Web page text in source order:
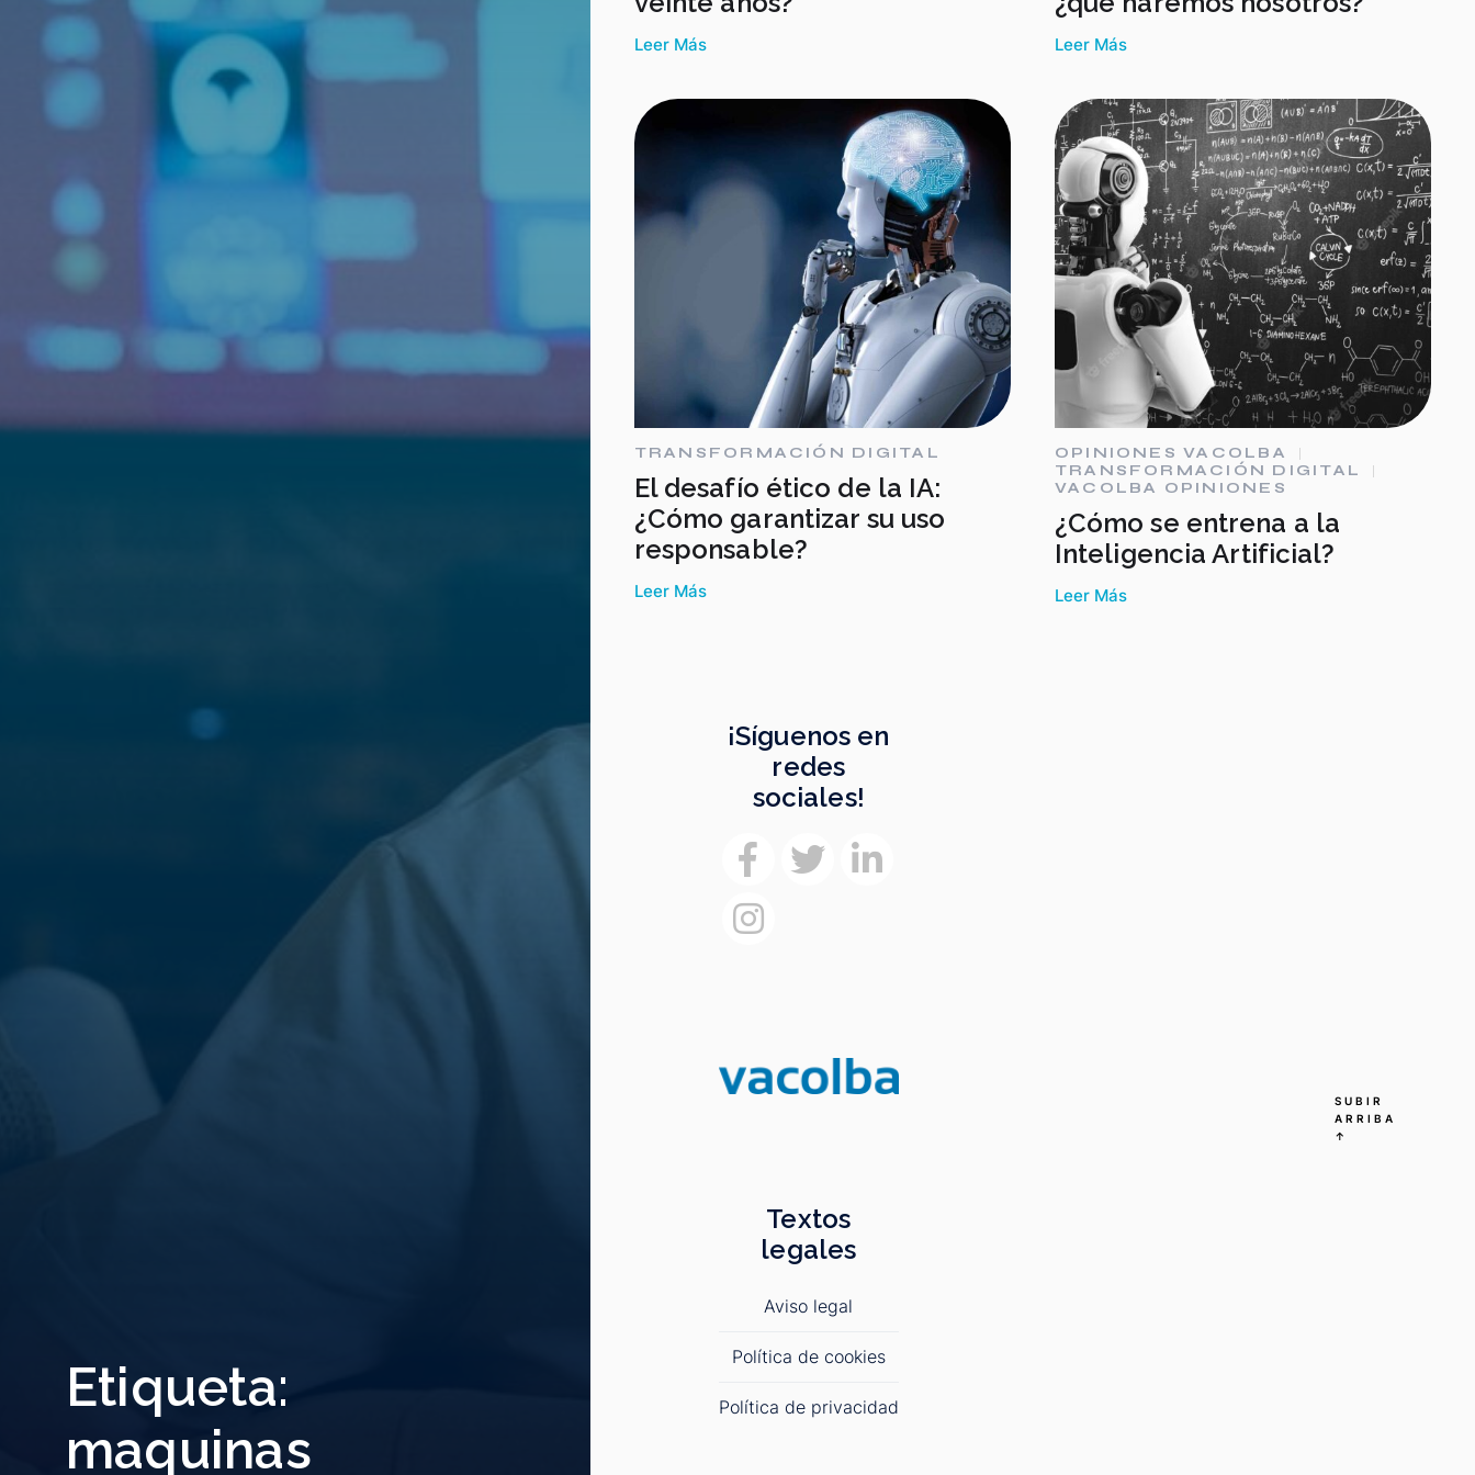
Etiqueta:
maquinas
Leer Más Leer Más
TRANSFORMACIÓN DIGITAL
El desafío ético de la IA:
¿Cómo garantizar su uso
responsable?
Leer Más
OPINIONES VACOLBA
TRANSFORMACIÓN DIGITAL
VACOLBA OPINIONES
¿Cómo se entrena a la
Inteligencia Artificial?
Leer Más
¡Síguenos en
redes
sociales!
Textos
legales
Aviso legal
Política de cookies
Política de privacidad
SUBIR
ARRIBA
↑